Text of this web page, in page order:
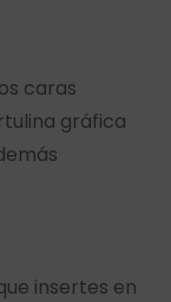
caras
gráfica
insertes en